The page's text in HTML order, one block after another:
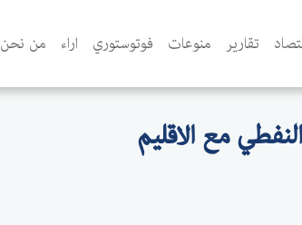
تقارير منوعات فوتوستوري اراء من نحن
مع الاقليم